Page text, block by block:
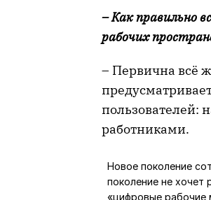
– Как правильно
рабочих
– Первична всё
пользователей:
работниками.
Новое поколение
поколение не хочет
«цифровые рабочие